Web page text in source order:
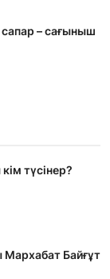
– сағыныш
түсінер?
Байғұт